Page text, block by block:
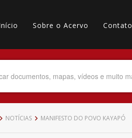
Sobre o Acervo Contato
Documento Até
NOTÍCIAS MANIFESTO DO POVO KAYAPÓ